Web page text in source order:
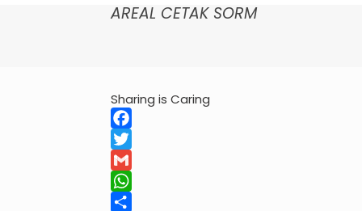
AREAL CETAK SORM
Sharing is Caring
Facebook
Twitter
Gmail
WhatsApp